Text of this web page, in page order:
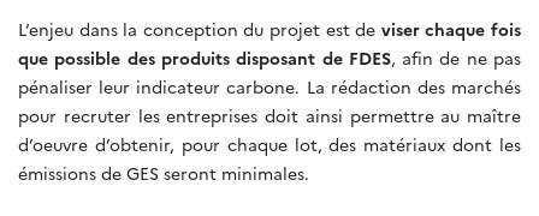
L’enjeu dans la conception du projet est de viser chaque fois
que possible des produits disposant de FDES, afin de ne pas
pénaliser leur indicateur carbone. La rédaction des marchés
pour recruter les entreprises doit ainsi permettre au maître
d’oeuvre d’obtenir, pour chaque lot, des matériaux dont les
émissions de GES seront minimales.